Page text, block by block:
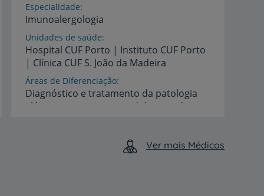
Especialidade
Imunoalergologia
Unidades de saúde
Hospital CUF Porto | Instituto CUF Porto
| Clínica CUF S. João da Madeira
Áreas de Diferenciação
Diagnóstico e tratamento da patologia
alérgica na criança, no adulto, no idoso e
Ver mais Médicos